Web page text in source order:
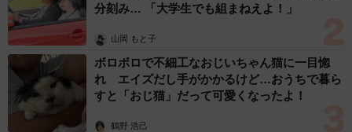
分刻み… 「大学生でも組まねえよ！」
山岡 もと子
ボロボロで不細工なおじいちゃん猫に一目惚
れ エイズだし手がかかるけど…おうちで暮ら
すと「おじ猫」だって可愛くなったよ！
鶴野 浩己